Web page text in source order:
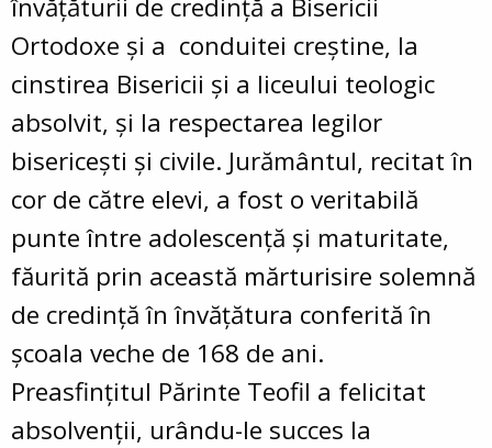
învățăturii de credință a Bisericii
Ortodoxe și a conduitei creștine, la
cinstirea Bisericii și a liceului teologic
absolvit, și la respectarea legilor
bisericești și civile. Jurământul, recitat în
cor de către elevi, a fost o veritabilă
punte între adolescență și maturitate,
făurită prin această mărturisire solemnă
de credință în învățătura conferită în
școala veche de 168 de ani.
Preasfințitul Părinte Teofil a felicitat
absolvenții, urându-le succes la